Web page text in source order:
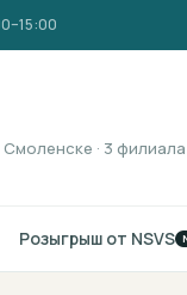
· 3 филиала
Розыгрыш от NSVS